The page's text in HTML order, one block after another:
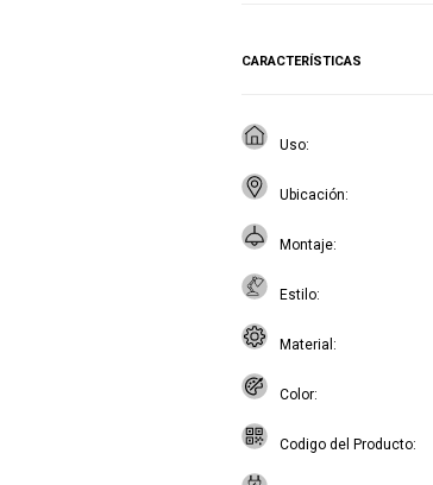
CARACTERÍSTICAS
Uso
Ubicación
Montaje
Estilo
Material
Color
Codigo del Producto